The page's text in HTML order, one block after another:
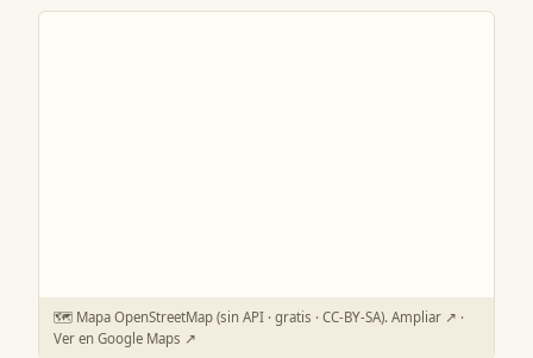
🗺️ Mapa OpenStreetMap (sin API · gratis · CC-BY-SA). Ampliar ↗ ·
Ver en Google Maps ↗